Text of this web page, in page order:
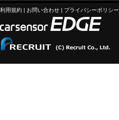
利用規約 | お問い合わせ | プライバシーポリシー